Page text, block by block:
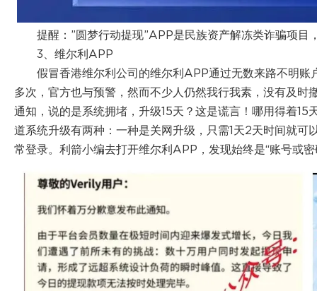
提醒：”圆梦行动提现”APP是民族资产解冻类诈骗项目
3、维尔利APP
假冒香港维尔利公司的维尔利APP通过无数来路不明
多次，官方也与预警，然而不少人仍然我行我素，没有及
通知，说的是系统拥堵，升级15天？这是谎言！哪用得着
道系统升级有两种：一种是关网升级，只需1天2天时间就
常登录。利箭小编去打开维尔利APP，发现始终是“账号或